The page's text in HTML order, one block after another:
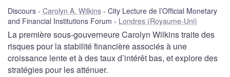
Discours Carolyn A. Wilkins
City Lecture de l’Official Monetary
and Financial Institutions Forum
Londres (Royaume-Uni)
La première sous-gouverneure Carolyn Wilkins traite des
risques pour la stabilité financière associés à une
croissance lente et à des taux d’intérêt bas, et explore des
stratégies pour les atténuer.